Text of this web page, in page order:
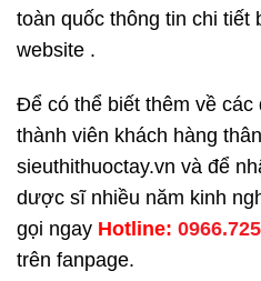
toàn quốc thông tin chi tiết
website .
Để có thể biết thêm về
thành viên khách hàng
sieuthithuoctay.vn và để
dược sĩ nhiều năm kinh
gọi ngay Hotline:
trên fanpage.